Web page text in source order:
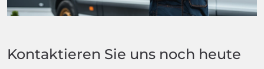
Kontaktieren Sie uns noch heute